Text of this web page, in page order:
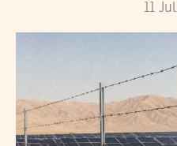
11 Jul